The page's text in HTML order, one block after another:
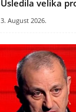
Usledila velika
3. August 2026.